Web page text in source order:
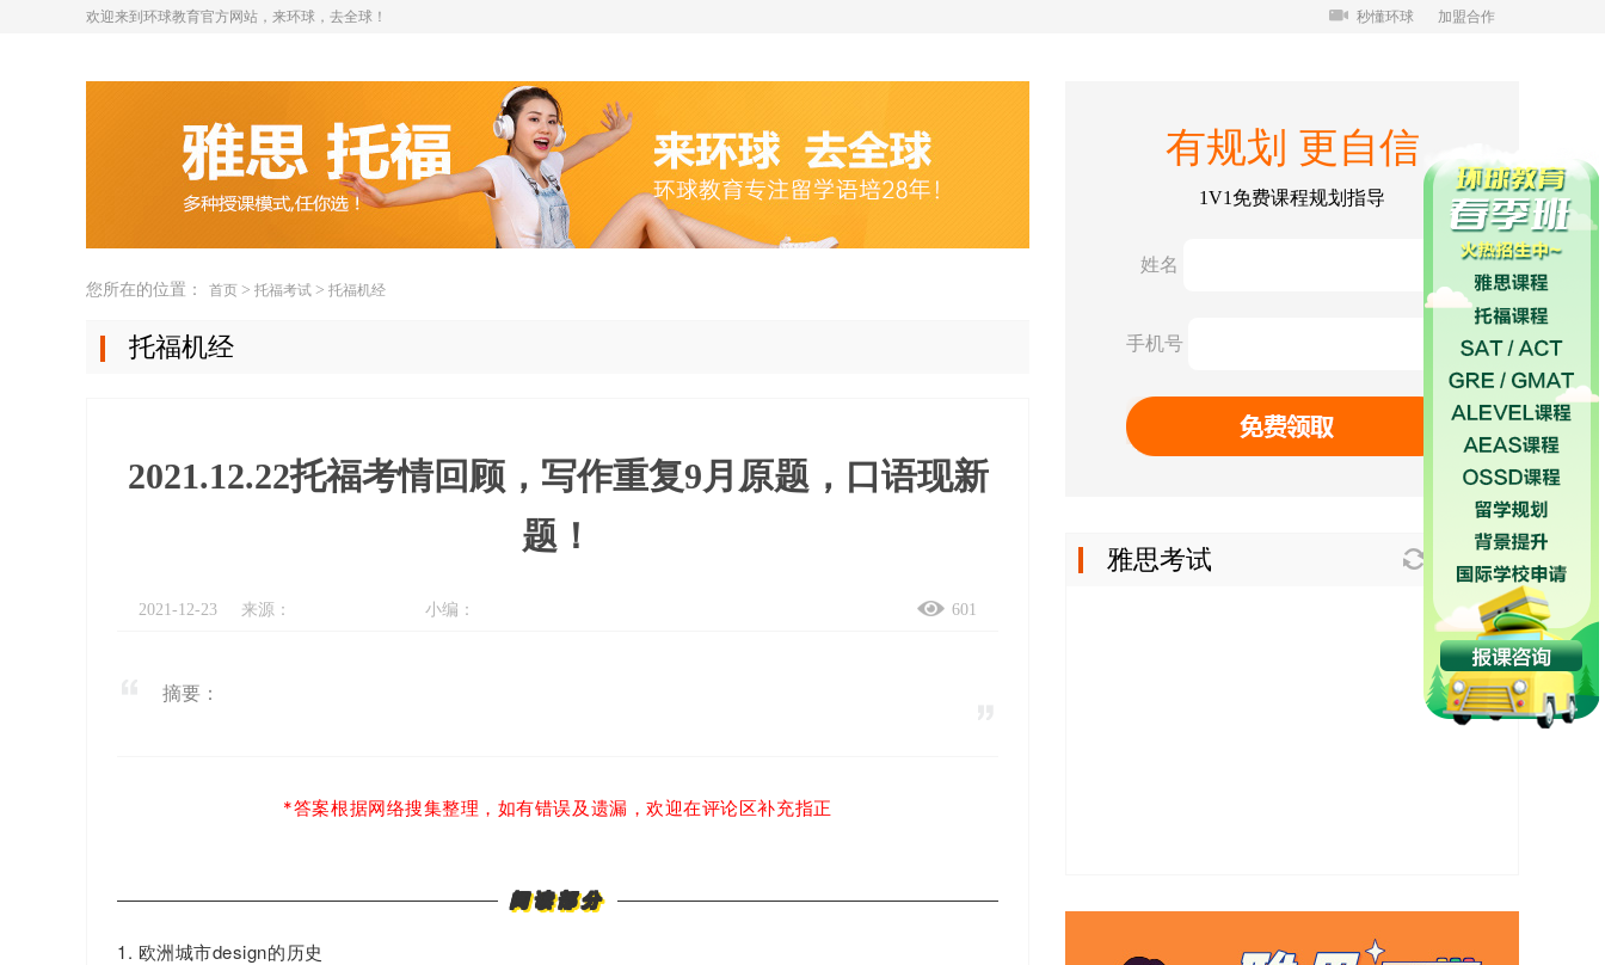
欢迎来到环球教育官方网站，来环球，去全球！ 秒懂环球 加盟合作
您所在的位置： 首页 > 托福考试 > 托福机经
托福机经
2021.12.22托福考情回顾，写作重复9月原题，口语现新
题！
2021-12-23 来源： 小编： 601
摘要：
*答案根据网络搜集整理，如有错误及遗漏，欢迎在评论区补充指正
阅读部分
1. 欧洲城市design的历史
有规划 更自信
1V1免费课程规划指导
雅思考试